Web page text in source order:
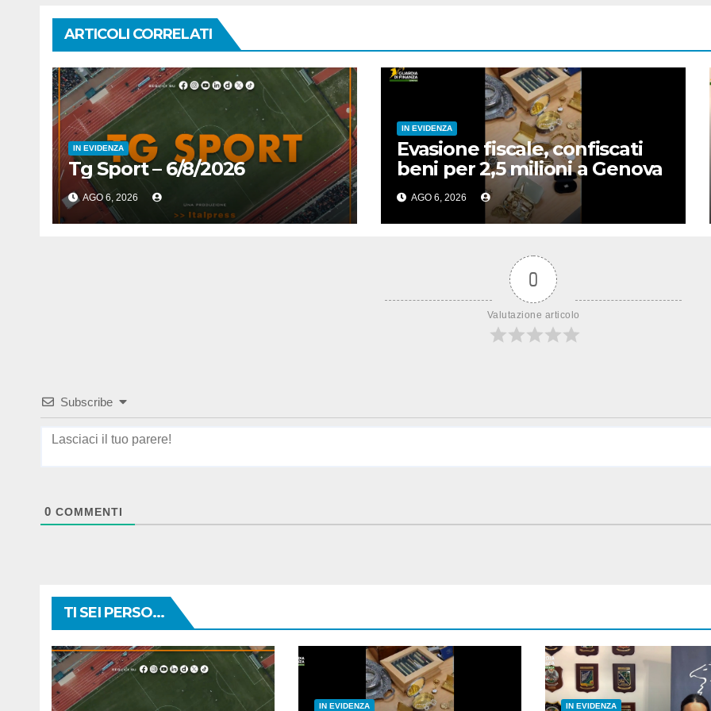
ARTICOLI CORRELATI
IN EVIDENZA
Tg Sport – 6/8/2026
AGO 6, 2026
IN EVIDENZA
Evasione fiscale, confiscati
beni per 2,5 milioni a Genova
AGO 6, 2026
0
Valutazione articolo
Subscribe
0 COMMENTI
TI SEI PERSO...
IN EVIDENZA IN EVIDENZA